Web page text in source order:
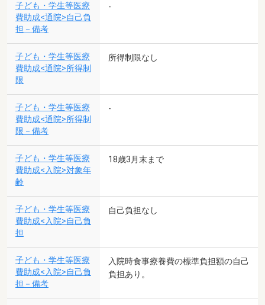
子ども・学生等医療
費助成<通院>自己負
担－備考
-
子ども・学生等医療
費助成<通院>所得制
限
所得制限なし
子ども・学生等医療
費助成<通院>所得制
限－備考
-
子ども・学生等医療
費助成<入院>対象年
齢
18歳3月末まで
子ども・学生等医療
費助成<入院>自己負
担
自己負担なし
子ども・学生等医療
費助成<入院>自己負
担－備考
入院時食事療養費の標準負担額の自己
負担あり。